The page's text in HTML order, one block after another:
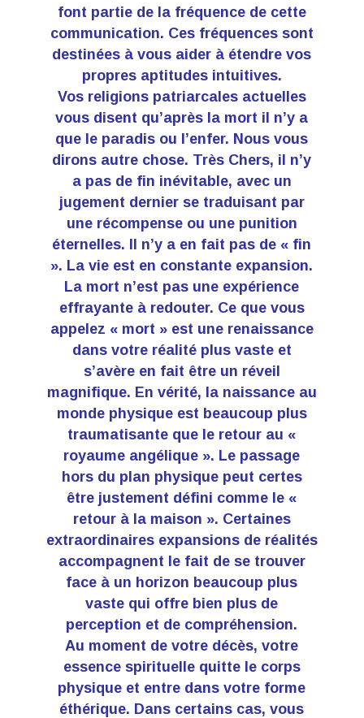
font partie de la fréquence de cette
communication. Ces fréquences sont
destinées à vous aider à étendre vos
propres aptitudes intuitives.
Vos religions patriarcales actuelles
vous disent qu’après la mort il n’y a
que le paradis ou l’enfer. Nous vous
dirons autre chose. Très Chers, il n’y
a pas de fin inévitable, avec un
jugement dernier se traduisant par
une récompense ou une punition
éternelles. Il n’y a en fait pas de « fin
». La vie est en constante expansion.
La mort n’est pas une expérience
effrayante à redouter. Ce que vous
appelez « mort » est une renaissance
dans votre réalité plus vaste et
s’avère en fait être un réveil
magnifique. En vérité, la naissance au
monde physique est beaucoup plus
traumatisante que le retour au «
royaume angélique ». Le passage
hors du plan physique peut certes
être justement défini comme le «
retour à la maison ». Certaines
extraordinaires expansions de réalités
accompagnent le fait de se trouver
face à un horizon beaucoup plus
vaste qui offre bien plus de
perception et de compréhension.
Au moment de votre décès, votre
essence spirituelle quitte le corps
physique et entre dans votre forme
éthérique. Dans certains cas, vous